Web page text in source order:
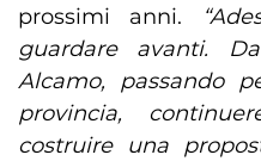
prossimi anni.
guardare avanti.
Alcamo, passando
provincia,
costruire una